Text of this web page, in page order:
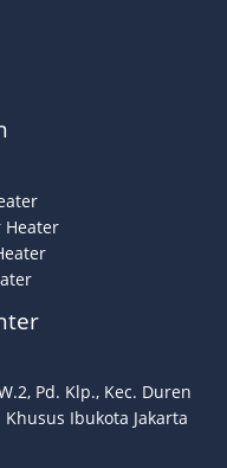
Heater
Pd. Klp., Kec. Duren
Ibukota Jakarta